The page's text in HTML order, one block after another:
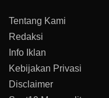
Tentang Kami
Redaksi
Info Iklan
Kebijakan Privasi
Disclaimer